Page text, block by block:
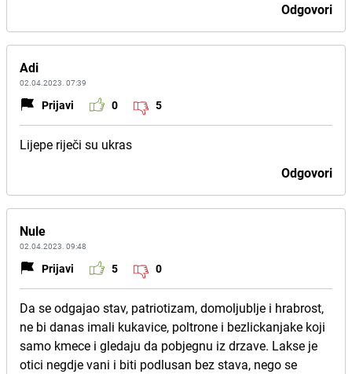
Odgovori
Adi
02.04.2023. 07:39
Prijavi 0 5
Lijepe riječi su ukras
Odgovori
Nule
02.04.2023. 09:48
Prijavi 5 0
Da se odgajao stav, patriotizam, domoljublje i hrabrost,
ne bi danas imali kukavice, poltrone i bezlickanjake koji
samo kmece i gledaju da pobjegnu iz drzave. Lakse je
otici negdje vani i biti podlusan bez stava, nego se